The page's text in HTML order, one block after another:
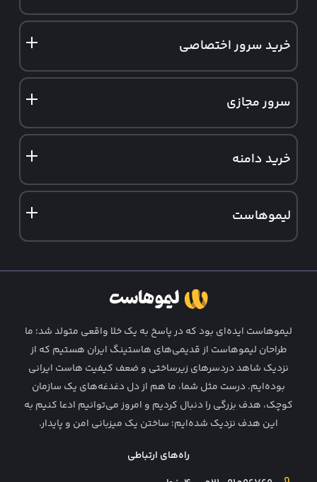
هاست ایران
هاست وردپرس
خرید سرور اختصاصی
سرور اختصاصی ایران
سرور اختصاصی آلمان
سرور مجازی
سرور مجازی ایران
سرور مجازی آلمان
خرید دامنه
ثبت دامنه ir
ثبت دامنه خارجی
لیموهاست
قوانین و شرایط
همکاری در فروش
وبلاگ لیمو
لیمو‌هاست ایده‌ای بود که در پاسخ به یک خلا واقعی متولد شد؛ ما
طراحان لیمو‌هاست از قدیمی‌های هاستینگ ایران هستیم که از
نزدیک شاهد دردسرهای زیرساختی و ضعف کیفیت هاست ایرانی
بوده‌ایم. درست مثل شما، ما هم از دل دغدغه‌های یک سازمان
کوچک، هدف بزرگی را دنبال کردیم و امروز می‌توانیم ادعا کنیم به
این هدف نزدیک شده‌ایم؛ ساختن یک میزبانی امن و پایدار.
راه‌های ارتباطی